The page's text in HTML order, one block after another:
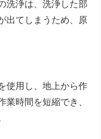
洗浄は、洗浄した部
出てしまうため、原
使用し、地上から作
業時間を短縮でき、